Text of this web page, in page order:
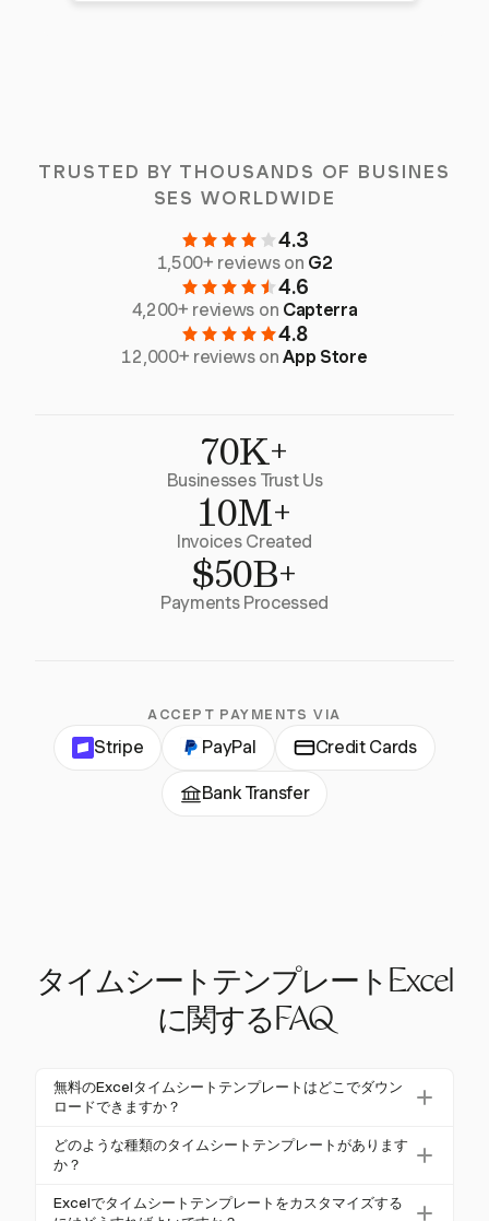
TRUSTED BY THOUSANDS OF BUSINES
SES WORLDWIDE
4.3
1,500+ reviews on G2
4.6
4,200+ reviews on Capterra
4.8
12,000+ reviews onApp Store
70K+
Businesses Trust Us
10M+
Invoices Created
$50B+
Payments Processed
ACCEPT PAYMENTS VIA
Stripe PayPal Credit Cards
Bank Transfer
タイムシートテンプレートExcel
に関するFAQ
無料のExcelタイムシートテンプレートはどこでダウン
ロードできますか？
さまざまなオンラインプラットフォームから無料のE
xcelタイムシートテンプレートをダウンロードでき
ジェクト特有の追跡など、さまざまなニーズに対応
どのような種類のタイムシートテンプレートがあります
か？
日次、週次、隔週、月次など、さまざまな種類のExc
Excelでタイムシートテンプレートをカスタマイズする